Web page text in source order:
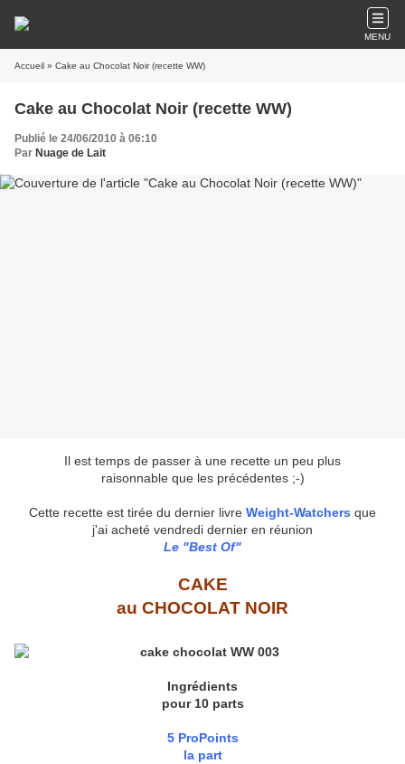
MENU
Accueil » Cake au Chocolat Noir (recette WW)
Cake au Chocolat Noir (recette WW)
Publié le 24/06/2010 à 06:10
Par Nuage de Lait
Il est temps de passer à une recette un peu plus
raisonnable que les précédentes ;-)
Cette recette est tirée du dernier livre Weight-Watchers que
j'ai acheté vendredi dernier en réunion
Le "Best Of"
CAKE
au CHOCOLAT NOIR
Ingrédients
pour 10 parts
5 ProPoints
la part